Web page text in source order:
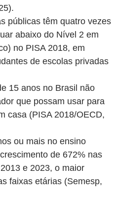
públicas têm quatro vezes
abaixo do Nível 2 em
no PISA 2018, em
de escolas privadas
15 anos no Brasil não
que possam usar para
casa (PISA 2018/OECD,
ou mais no ensino
de 672% nas
e 2023, o maior
faixas etárias (Semesp,